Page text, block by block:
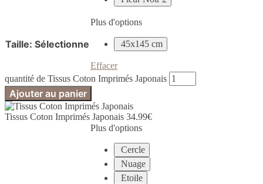
Taille: Sélectionne
Plus d'options
45x145 cm
Effacer
quantité de Tissus Coton Imprimés Japonais
Ajouter au panier
Tissus Coton Imprimés Japonais 34.99€
Plus d'options
Cercle
Nuage
Etoile